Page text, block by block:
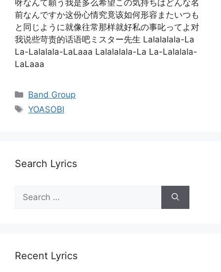
呀なんて願う我是多么希望この気持ちはどんな名
前なんですか这份心情究竟该如何形容またいつも
と同じように就像往常那样就好私の事叱ってよ对
我说些苛责的话语吧ミスター先生 Lalalalala-La
La-Lalalala-LaLaaa Lalalalala-La La-Lalalala-
LaLaaa
Categories
Band Group
Tags
YOASOBI
Search Lyrics
for:
Recent Lyrics